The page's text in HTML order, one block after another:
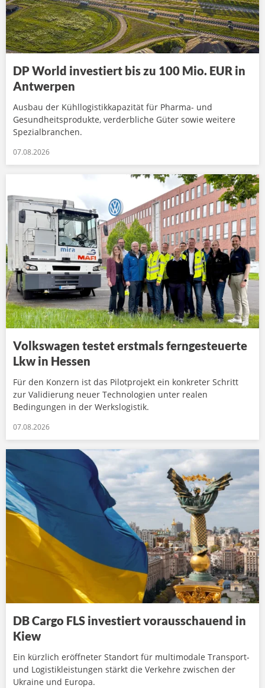
DP World investiert bis zu 100 Mio. EUR in
Antwerpen
Ausbau der Kühllogistikkapazität für Pharma- und
Gesundheitsprodukte, verderbliche Güter sowie weitere
Spezialbranchen.
07.08.2026
Volkswagen testet erstmals ferngesteuerte
Lkw in Hessen
Für den Konzern ist das Pilotprojekt ein konkreter Schritt
zur Validierung neuer Technologien unter realen
Bedingungen in der Werkslogistik.
07.08.2026
DB Cargo FLS investiert vorausschauend in
Kiew
Ein kürzlich eröffneter Standort für multimodale Transport-
und Logistikleistungen stärkt die Verkehre zwischen der
Ukraine und Europa.